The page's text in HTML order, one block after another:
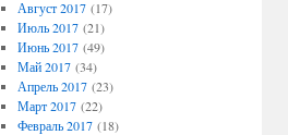
Август 2017(17)
Июль 2017(21)
Июнь 2017(49)
Май 2017(34)
Апрель 2017(23)
Март 2017(22)
Февраль 2017(18)